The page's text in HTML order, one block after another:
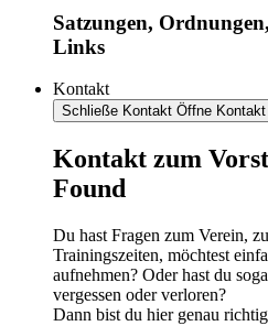
Satzungen,
Links
Kontakt
Schließe Kontakt Öffne Kontakt
Kontakt zum
Found
Du hast Fragen zum Verein,
Trainingszeiten, möchtest
aufnehmen? Oder hast du
vergessen oder verloren?
Dann bist du hier genau